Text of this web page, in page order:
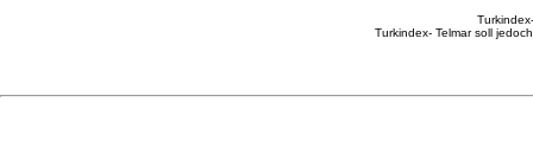
Turkindex- Telmar soll